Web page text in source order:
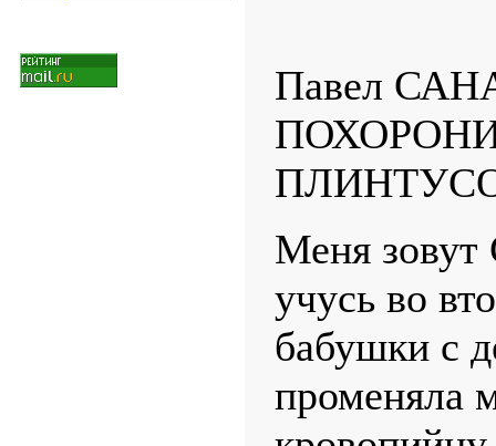
Павел
Меня
учусь во
бабушки с
променяла